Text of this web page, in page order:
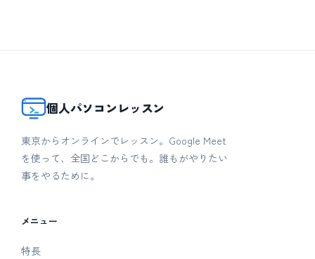
個人パソコンレッスン
東京からオンラインでレッスン。Google Meet
を使って、全国どこからでも。誰もがやりたい
事をやるために。
メニュー
特長